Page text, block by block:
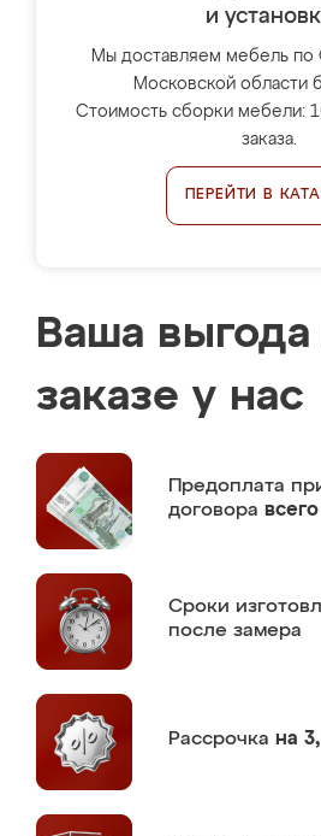
и
Мы доставляем мебель по
Московской области
Стоимость сборки мебели:
заказа.
ПЕРЕЙТИ В
Ваша
заказе у нас
Предоплата
договора
Сроки
после замера
Рассрочка на